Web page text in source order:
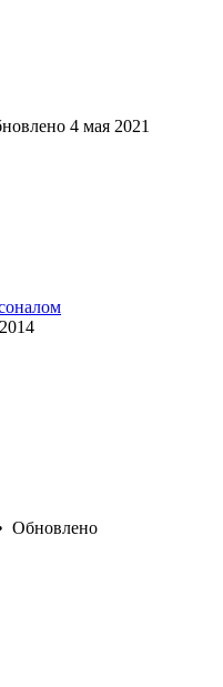
4 мая 2021
Обновлено